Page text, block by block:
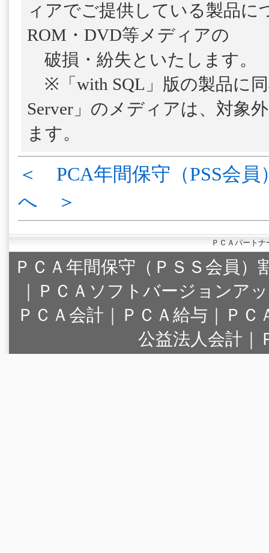
ィアでご提供している製品に
ROM・DVD等メディアの
破損・紛失といたします。
※「with SQL」版の製品に
Server」のメディアは、対象
ます。
＜ PCA年間保守（PSS会員
へ ＞
ＰＣＡパート
ＰＣＡ年間保守（ＰＳＳ会員）
｜
ＰＣＡソフトバージョンア
ＰＣＡ会計｜ＰＣＡ給与｜Ｐ
公益法人会計｜